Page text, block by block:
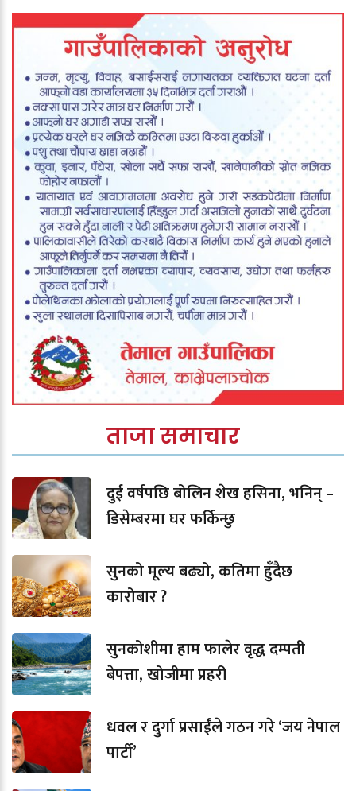
ताजा समाचार
दुई वर्षपछि बोलिन शेख हसिना, भनिन् –
डिसेम्बरमा घर फर्किन्छु
सुनको मूल्य बढ्यो, कतिमा हुँदैछ
कारोबार ?
सुनकोशीमा हाम फालेर वृद्ध दम्पती
बेपत्ता, खोजीमा प्रहरी
धवल र दुर्गा प्रसाईंले गठन गरे ‘जय नेपाल
पार्टी’